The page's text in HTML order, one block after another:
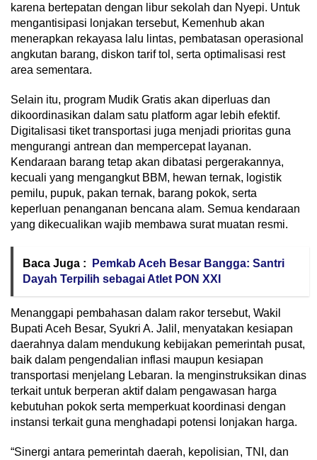
karena bertepatan dengan libur sekolah dan Nyepi. Untuk
mengantisipasi lonjakan tersebut, Kemenhub akan
menerapkan rekayasa lalu lintas, pembatasan operasional
angkutan barang, diskon tarif tol, serta optimalisasi rest
area sementara.
Selain itu, program Mudik Gratis akan diperluas dan
dikoordinasikan dalam satu platform agar lebih efektif.
Digitalisasi tiket transportasi juga menjadi prioritas guna
mengurangi antrean dan mempercepat layanan.
Kendaraan barang tetap akan dibatasi pergerakannya,
kecuali yang mengangkut BBM, hewan ternak, logistik
pemilu, pupuk, pakan ternak, barang pokok, serta
keperluan penanganan bencana alam. Semua kendaraan
yang dikecualikan wajib membawa surat muatan resmi.
Baca Juga :
Pemkab Aceh Besar Bangga: Santri
Dayah Terpilih sebagai Atlet PON XXI
Menanggapi pembahasan dalam rakor tersebut, Wakil
Bupati Aceh Besar, Syukri A. Jalil, menyatakan kesiapan
daerahnya dalam mendukung kebijakan pemerintah pusat,
baik dalam pengendalian inflasi maupun kesiapan
transportasi menjelang Lebaran. Ia menginstruksikan dinas
terkait untuk berperan aktif dalam pengawasan harga
kebutuhan pokok serta memperkuat koordinasi dengan
instansi terkait guna menghadapi potensi lonjakan harga.
“Sinergi antara pemerintah daerah, kepolisian, TNI, dan